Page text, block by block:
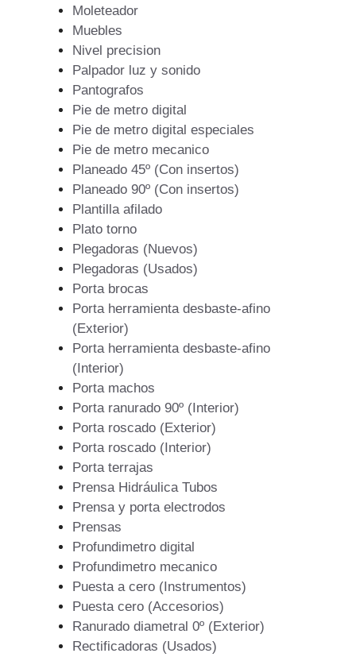
Moleteador
Muebles
Nivel precision
Palpador luz y sonido
Pantografos
Pie de metro digital
Pie de metro digital especiales
Pie de metro mecanico
Planeado 45º (Con insertos)
Planeado 90º (Con insertos)
Plantilla afilado
Plato torno
Plegadoras (Nuevos)
Plegadoras (Usados)
Porta brocas
Porta herramienta desbaste-afino
(Exterior)
Porta herramienta desbaste-afino
(Interior)
Porta machos
Porta ranurado 90º (Interior)
Porta roscado (Exterior)
Porta roscado (Interior)
Porta terrajas
Prensa Hidráulica Tubos
Prensa y porta electrodos
Prensas
Profundimetro digital
Profundimetro mecanico
Puesta a cero (Instrumentos)
Puesta cero (Accesorios)
Ranurado diametral 0º (Exterior)
Rectificadoras (Usados)